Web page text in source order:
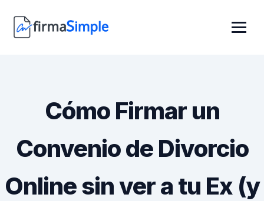
Cómo Firmar un
Convenio de Divorcio
Online sin ver a tu Ex (y